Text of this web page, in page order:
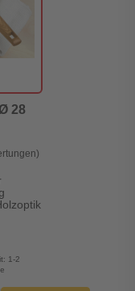
28
1-2